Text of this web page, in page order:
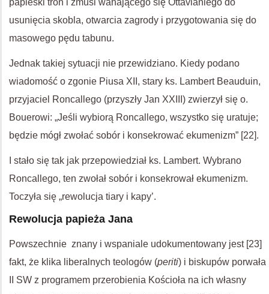
papieski tron i zmusi wahającego się Ottavianiego do
usunięcia skobla, otwarcia zagrody i przygotowania się do
masowego pędu tabunu.
Jednak takiej sytuacji nie przewidziano. Kiedy podano
wiadomość o zgonie Piusa XII, stary ks. Lambert Beauduin,
przyjaciel Roncallego (przyszły Jan XXIII) zwierzył się o.
Bouerowi: „Jeśli wybiorą Roncallego, wszystko się uratuje;
będzie mógł zwołać sobór i konsekrować ekumenizm” [22].
I stało się tak jak przepowiedział ks. Lambert. Wybrano
Roncallego, ten zwołał sobór i konsekrował ekumenizm.
Toczyła się „rewolucja tiary i kapy’.
Rewolucja papieża Jana
Powszechnie znany i wspaniale udokumentowany jest [23]
fakt, że klika liberalnych teologów (periti) i biskupów porwała
II SW z programem przerobienia Kościoła na ich własny